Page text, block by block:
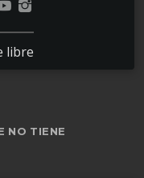
libre
NO TIENE